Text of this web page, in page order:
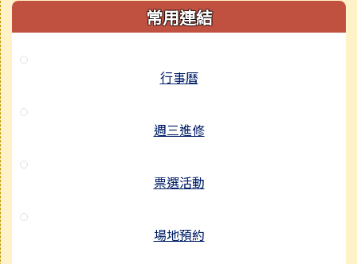
常用連結
行事曆
週三進修
票選活動
場地預約